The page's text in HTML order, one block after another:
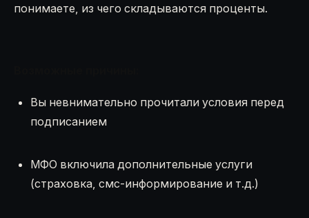
понимаете, из чего складываются проценты.
Вы невнимательно прочитали условия перед
подписанием
МФО включила дополнительные услуги
(страховка, смс-информирование и т.д.)